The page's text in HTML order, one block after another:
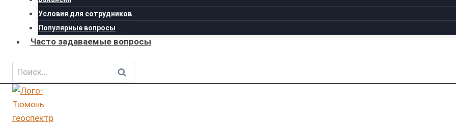
Условия для сотрудников
Популярные вопросы
Часто задаваемые вопросы
Найти: